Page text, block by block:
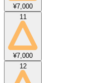
¥7,000
11
¥7,000
12